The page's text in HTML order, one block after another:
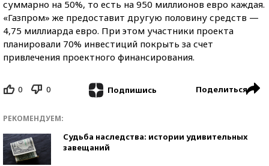
суммарно на 50%, то есть на 950 миллионов евро каждая.
«Газпром» же предоставит другую половину средств —
4,75 миллиарда евро. При этом участники проекта
планировали 70% инвестиций покрыть за счет
привлечения проектного финансирования.
0 0 Подпишись Поделиться
РЕКОМЕНДУЕМ:
Судьба наследства: истории удивительных
завещаний